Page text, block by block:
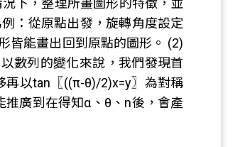
下，整理所畫圖形的特徵，並
：從原點出發，旋轉角度設定
皆能畫出回到原點的圖形。 (2)
數列的變化來說，我們發現首
以tan⁡〖((π-θ)/2)x=y〗為對稱
廣到在得知α、θ、n後，會產